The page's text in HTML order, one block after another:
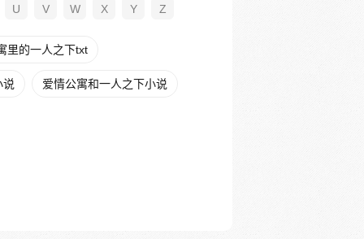
U V W X Y Z
里的一人之下txt
说 爱情公寓和一人之下小说